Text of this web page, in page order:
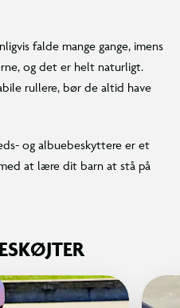
falde mange gange, imens
og det er helt naturligt.
rullere, bør de altid have
og albuebeskyttere er et
at lære dit barn at stå på